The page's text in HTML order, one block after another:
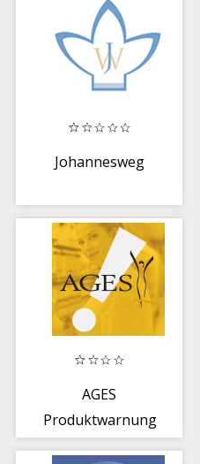
Johannesweg
AGES
Produktwarnungs-